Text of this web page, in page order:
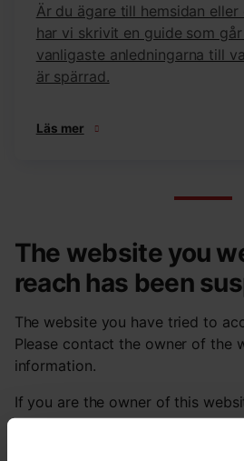
Är du ägare till hemsidan eller
har vi skrivit en guide som
vanligaste anledningarna till
är spärrad.
Läs mer
The website you
reach has been
The website you have tried to
Please contact the owner of the
information.
If you are the owner of this
pleaseread this FAQthat goes
common reasons for a website